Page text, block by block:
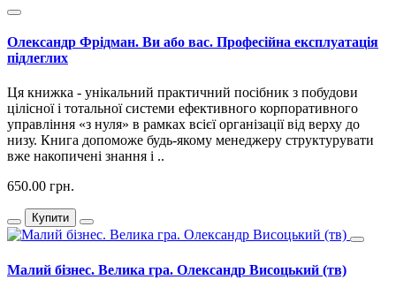
Олександр Фрідман. Ви або вас. Професійна експлуатація
підлеглих
Ця книжка - унікальний практичний посібник з побудови
цілісної і тотальної системи ефективного корпоративного
управління «з нуля» в рамках всієї організації від верху до
низу. Книга допоможе будь-якому менеджеру структурувати
вже накопичені знання і ..
650.00 грн.
Купити
Малий бізнес. Велика гра. Олександр Висоцький (тв)